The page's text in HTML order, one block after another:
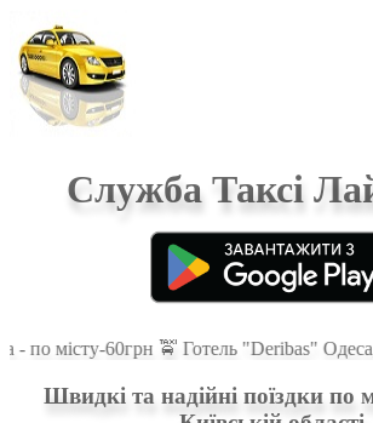
Служба Таксі
по місту-60грн 🚖 Готель "Deribas"
Швидкі та надійні поїздки по